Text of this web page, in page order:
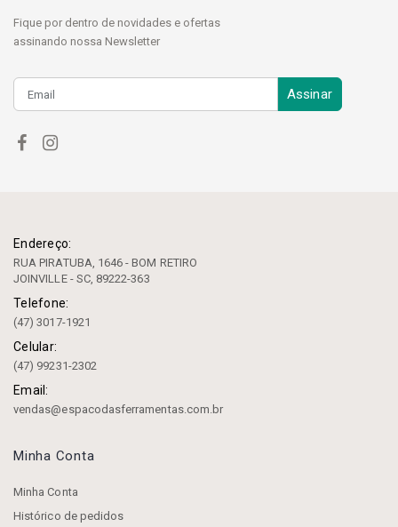
Fique por dentro de novidades e ofertas
assinando nossa Newsletter
Assinar
Endereço:
RUA PIRATUBA, 1646 - BOM RETIRO
JOINVILLE - SC, 89222-363
Telefone:
(47) 3017-1921
Celular:
(47) 99231-2302
Email:
vendas@espacodasferramentas.com.br
Minha Conta
Minha Conta
Histórico de pedidos